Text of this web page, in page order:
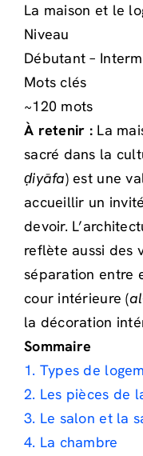
La maison et le
Niveau
Débutant –
Mots clés
~120 mots
À retenir :La
sacré dans la
ḍiyāfa) est une
accueillir un
devoir.
reflète aussi des
séparation entre
cour intérieure (
la décoration
Sommaire
1. Types de
2. Les pièces de
3. Le salon et la
4. La chambre